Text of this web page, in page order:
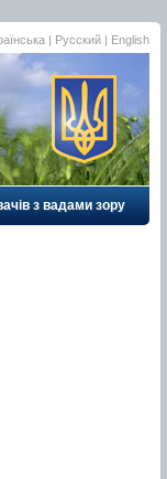
| Русский | English
з вадами зору